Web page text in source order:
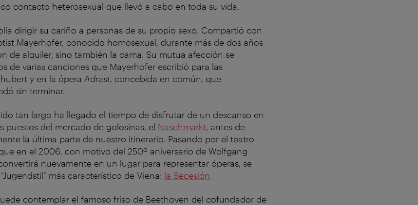
contacto heterosexual que llevó a cabo en toda su vida.
dirigir su cariño a personas de su propio sexo. Compartió con
Mayerhofer, conocido homosexual, durante más de dos años
de alquiler, sino también la cama. Su mutua afección se
de varias canciones que Mayerhofer escribió para las
y en la ópera Adrast, concebida en común, que
sin terminar.
tan largo ha llegado el tiempo de disfrutar de un descanso en
puestos del mercado de golosinas, el Naschmarkt, antes de
la última parte de nuestro itinerario. Pasando por el teatro
en el 2006, con motivo del 250º aniversario de Wolfgang
nuevamente en un lugar para representar óperas, se
más característico de Viena: la Secesión.
contemplar el famoso friso de Beethoven del cofundador de